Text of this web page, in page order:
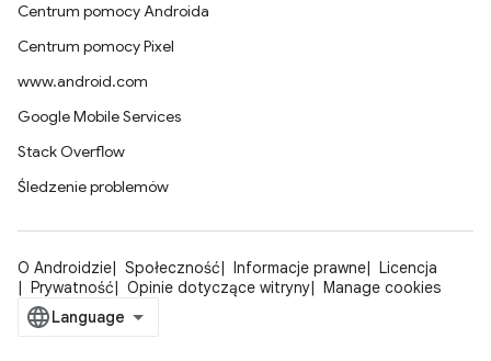
Centrum pomocy Androida
Centrum pomocy Pixel
www.android.com
Google Mobile Services
Stack Overflow
Śledzenie problemów
O Androidzie Społeczność Informacje prawne
Licencja
Prywatność
Opinie dotyczące witryny Manage cookies